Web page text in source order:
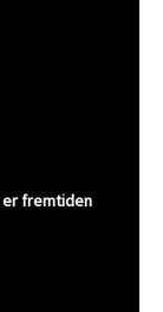
er fremtiden